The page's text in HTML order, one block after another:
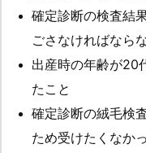
確定診断の検査結
ごさなければなら
出産時の年齢が20
たこと
確定診断の絨毛検
ため受けたくなか